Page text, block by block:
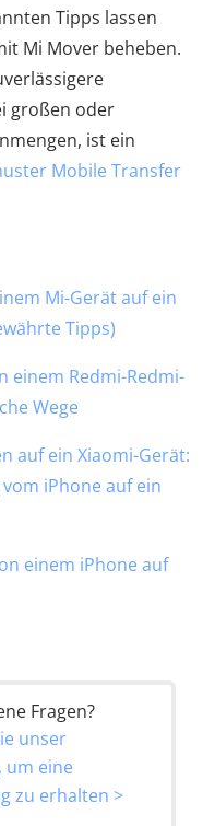
Tipps lassen
Mi Mover beheben.
großen oder
ist ein
Mobile Transfer
Mi-Gerät auf ein
Tipps)
einem Redmi-Redmi-
Wege
auf ein Xiaomi-Gerät:
iPhone auf ein
einem iPhone auf
Fragen?
unser
um eine
zu erhalten >